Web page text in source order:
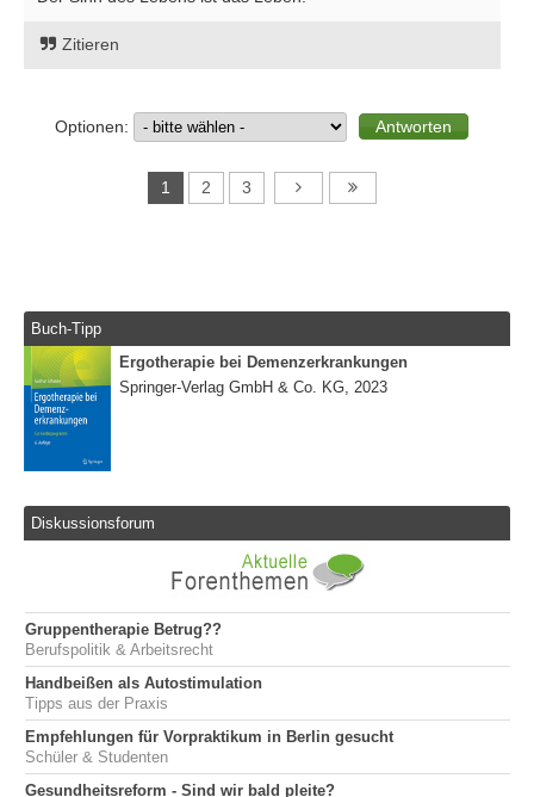
Zitieren
Optionen:
1 2 3
Buch-Tipp
Ergotherapie bei Demenzerkrankungen
Springer-Verlag GmbH & Co. KG, 2023
Diskussionsforum
Gruppentherapie Betrug??
Berufspolitik & Arbeitsrecht
Handbeißen als Autostimulation
Tipps aus der Praxis
Empfehlungen für Vorpraktikum in Berlin gesucht
Schüler & Studenten
Gesundheitsreform - Sind wir bald pleite?